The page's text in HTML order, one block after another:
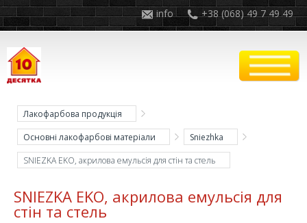
+38 (068) 49 7 49 49
info
Лакофарбова продукція
Основні лакофарбові матеріали
Sniezhka
SNIEZKA EKO, акрилова емульсія для стін та стель
SNIEZKA EKO, акрилова емульсія для
стін та стель